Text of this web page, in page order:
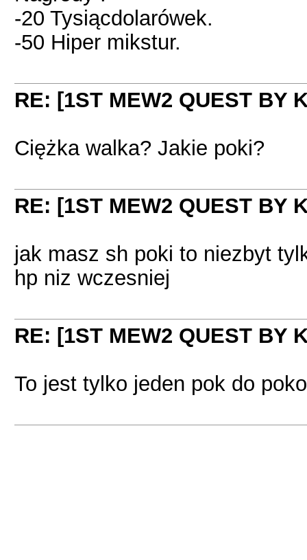
-20 Tysiącdolarówek.
-50 Hiper mikstur.
RE: [1ST MEW2 QUEST BY
Ciężka walka? Jakie poki?
RE: [1ST MEW2 QUEST BY
jak masz sh poki to niezbyt
hp niz wczesniej
RE: [1ST MEW2 QUEST BY
To jest tylko jeden pok do